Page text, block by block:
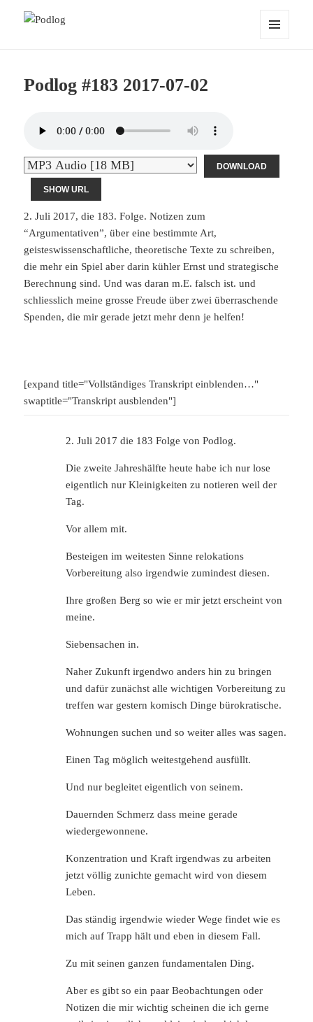
Podlog #183 2017-07-02
DOWNLOAD
SHOW URL
2. Juli 2017, die 183. Folge. Notizen zum
“Argumentativen”, über eine bestimmte Art,
geisteswissenschaftliche, theoretische Texte zu schreiben,
die mehr ein Spiel aber darin kühler Ernst und strategische
Berechnung sind. Und was daran m.E. falsch ist. und
schliesslich meine grosse Freude über zwei überraschende
Spenden, die mir gerade jetzt mehr denn je helfen!
[expand title="Vollständiges Transkript einblenden…"
swaptitle="Transkript ausblenden"]
2. Juli 2017 die 183 Folge von Podlog.
Die zweite Jahreshälfte heute habe ich nur lose
eigentlich nur Kleinigkeiten zu notieren weil der
Tag.
Vor allem mit.
Besteigen im weitesten Sinne relokations
Vorbereitung also irgendwie zumindest diesen.
Ihre großen Berg so wie er mir jetzt erscheint von
meine.
Siebensachen in.
Naher Zukunft irgendwo anders hin zu bringen
und dafür zunächst alle wichtigen Vorbereitung zu
treffen war gestern komisch Dinge bürokratische.
Wohnungen suchen und so weiter alles was sagen.
Einen Tag möglich weitestgehend ausfüllt.
Und nur begleitet eigentlich von seinem.
Dauernden Schmerz dass meine gerade
wiedergewonnene.
Konzentration und Kraft irgendwas zu arbeiten
jetzt völlig zunichte gemacht wird von diesem
Leben.
Das ständig irgendwie wieder Wege findet wie es
mich auf Trapp hält und eben in diesem Fall.
Zu mit seinen ganzen fundamentalen Ding.
Aber es gibt so ein paar Beobachtungen oder
Notizen die mir wichtig scheinen die ich gerne